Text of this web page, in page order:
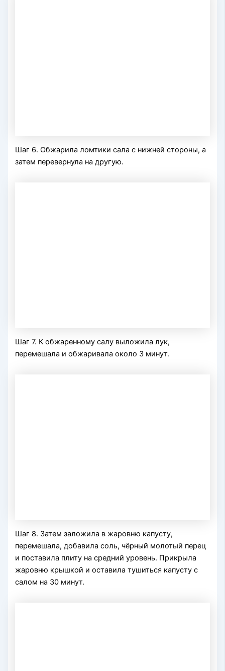
Шаг 6. Обжарила ломтики сала с нижней стороны, а
затем перевернула на другую.
Шаг 7. К обжаренному салу выложила лук,
перемешала и обжаривала около 3 минут.
Шаг 8. Затем заложила в жаровню капусту,
перемешала, добавила соль, чёрный молотый перец
и поставила плиту на средний уровень. Прикрыла
жаровню крышкой и оставила тушиться капусту с
салом на 30 минут.